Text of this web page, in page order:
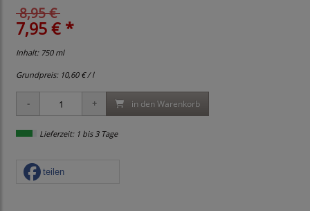
8,95 €
7,95 € *
Inhalt: 750 ml
Grundpreis: 10,60 € / l
in den Warenkorb
Lieferzeit: 1 bis 3 Tage
teilen